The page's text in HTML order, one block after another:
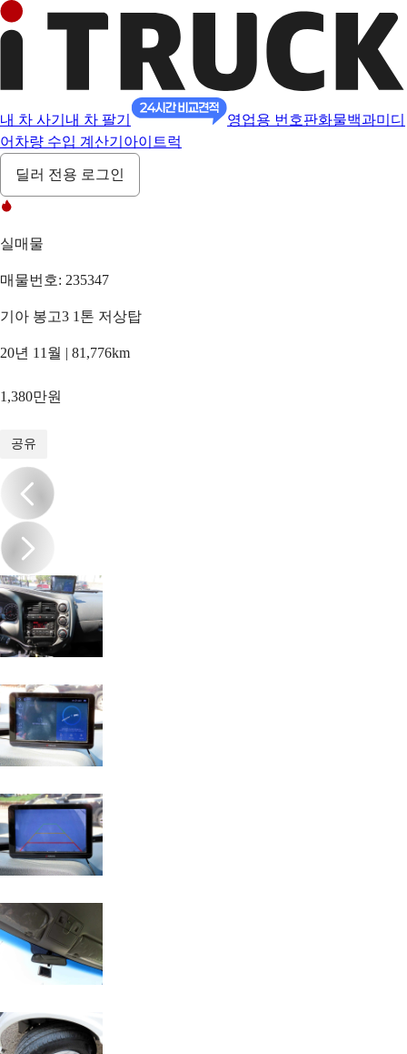
내 차 사기 내 차 팔기 영업용 번호판화물백과미디
어 차량 수입 계산기 아이트럭
딜러 전용 로그인
실매물
매물번호: 235347
기아 봉고3 1톤 저상탑
20년 11월 | 81,776km
1,380만원
공유
/20